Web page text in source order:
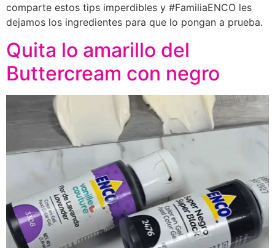
comparte estos tips imperdibles y #FamiliaENCO les
dejamos los ingredientes para que lo pongan a prueba.
Quita lo amarillo del
Buttercream con negro